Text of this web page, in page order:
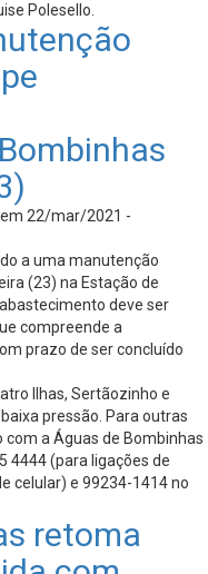
Polesello.
em 22/mar/2021 -
a uma manutenção
(23) na Estação de
deve ser
compreende a
prazo de ser concluído
Ilhas, Sertãozinho e
pressão. Para outras
a Águas de Bombinhas
4444 (para ligações de
celular) e 99234-1414 no
retoma